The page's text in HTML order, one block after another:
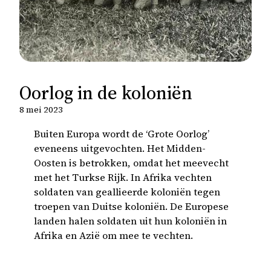
Oorlog in de koloniën
8 mei 2023
Buiten Europa wordt de ‘Grote Oorlog’
eveneens uitgevochten. Het Midden-
Oosten is betrokken, omdat het meevecht
met het Turkse Rijk. In Afrika vechten
soldaten van geallieerde koloniën tegen
troepen van Duitse koloniën. De Europese
landen halen soldaten uit hun koloniën in
Afrika en Azië om mee te vechten.